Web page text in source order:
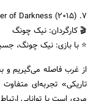
۷. Keeper of Darkness (2015)
🎬 کارگردان: نیک چونگ
⭐ با بازی: نیک چونگ،
از غرب فاصله می‌گیریم و
تاریکی» تجربه‌ای